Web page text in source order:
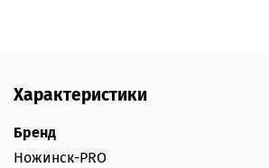
Характеристики
Бренд
Ножинск-PRO